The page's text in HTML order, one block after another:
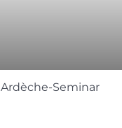
Ardèche-Seminar